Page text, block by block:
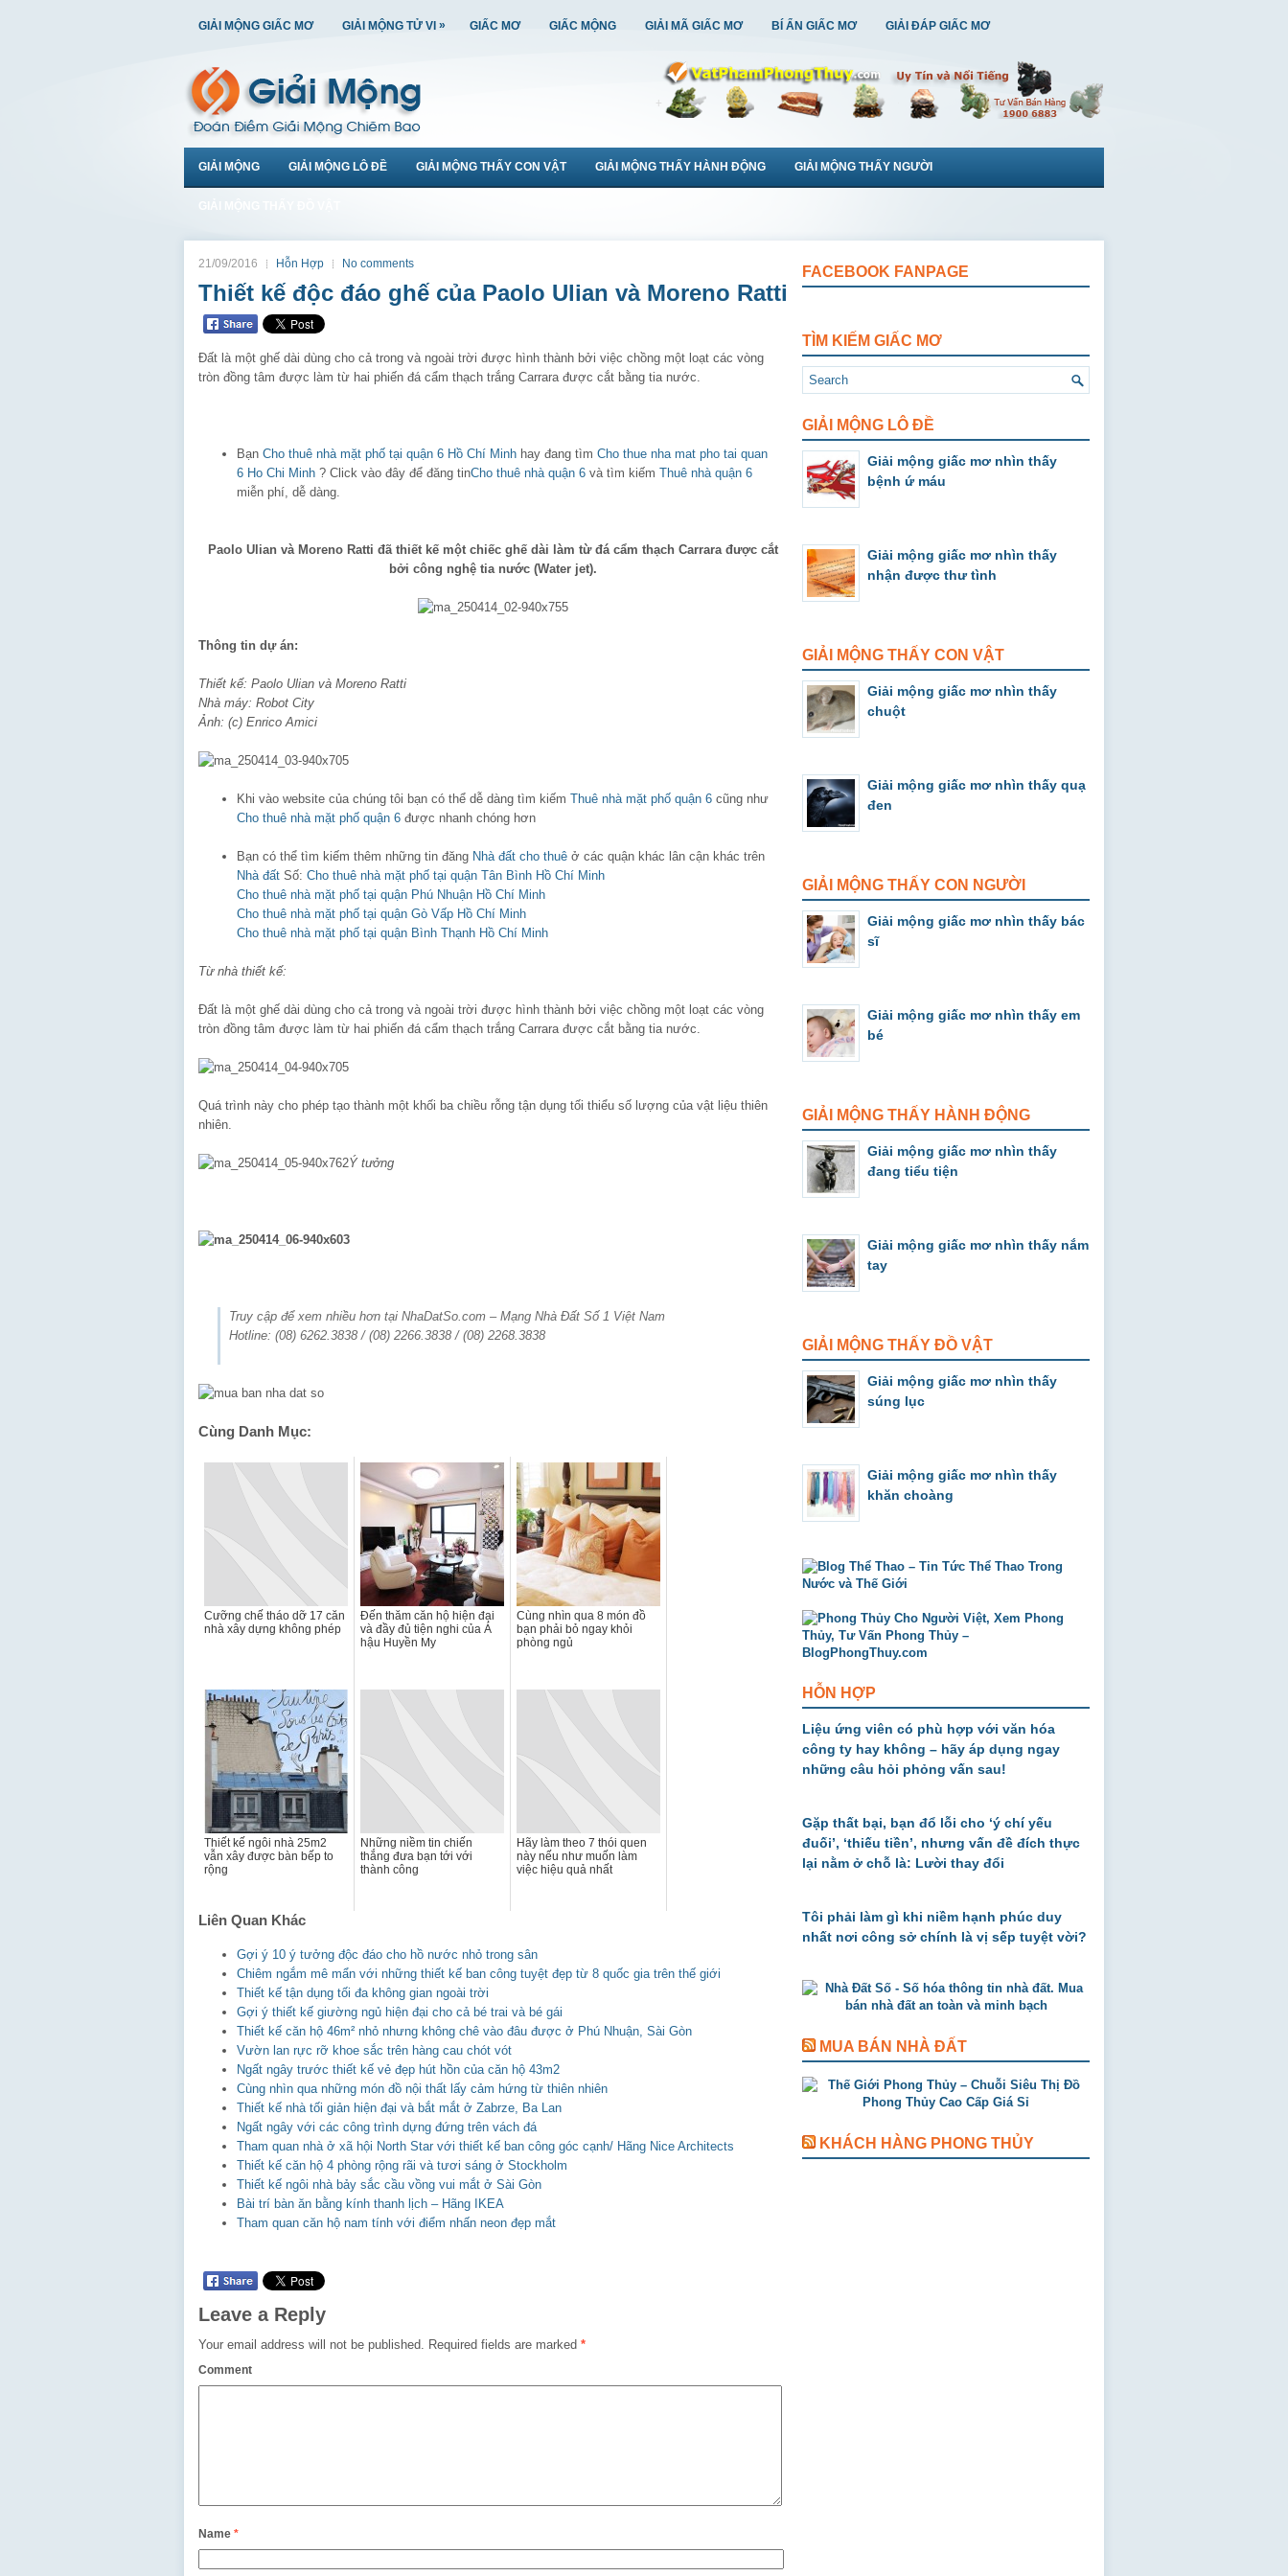
GIẢI MỘNG GIẤC MƠ GIẢI MỘNG TỬ VI » GIẤC MƠ GIẤC MỘNG GIẢI MÃ GIẤC MƠ BÍ ẨN GIẤC MƠ GIẢI ĐÁP GIẤC MƠ
GIẢI MỘNG GIẢI MỘNG LÔ ĐỀ GIẢI MỘNG THẤY CON VẬT GIẢI MỘNG THẤY HÀNH ĐỘNG GIẢI MỘNG THẤY NGƯỜI
21/09/2016 Hỗn Hợp No comments
Thiết kế độc đáo ghế của Paolo Ulian và Moreno Ratti
Đất là một ghế dài dùng cho cả trong và ngoài trời được hình thành bởi việc chồng một loạt các vòng
tròn đồng tâm được làm từ hai phiến đá cẩm thạch trắng Carrara được cắt bằng tia nước.
Bạn Cho thuê nhà mặt phố tại quận 6 Hồ Chí Minh hay đang tìm Cho thue nha mat pho tai quan
6 Ho Chi Minh ? Click vào đây để đăng tinCho thuê nhà quận 6 và tìm kiếm Thuê nhà quận 6
miễn phí, dễ dàng.
Paolo Ulian và Moreno Ratti đã thiết kế một chiếc ghế dài làm từ đá cẩm thạch Carrara được cắt
bởi công nghệ tia nước (Water jet).
Thông tin dự án:
Thiết kế: Paolo Ulian và Moreno Ratti
Nhà máy: Robot City
Ảnh: (c) Enrico Amici
Khi vào website của chúng tôi bạn có thể dễ dàng tìm kiếm Thuê nhà mặt phố quận 6 cũng như
Cho thuê nhà mặt phố quận 6 được nhanh chóng hơn
Bạn có thể tìm kiếm thêm những tin đăng Nhà đất cho thuê ở các quận khác lân cận khác trên
Nhà đất Số: Cho thuê nhà mặt phố tại quận Tân Bình Hồ Chí Minh
Cho thuê nhà mặt phố tại quận Phú Nhuận Hồ Chí Minh
Cho thuê nhà mặt phố tại quận Gò Vấp Hồ Chí Minh
Cho thuê nhà mặt phố tại quận Bình Thạnh Hồ Chí Minh
Từ nhà thiết kế:
Đất là một ghế dài dùng cho cả trong và ngoài trời được hình thành bởi việc chồng một loạt các vòng
tròn đồng tâm được làm từ hai phiến đá cẩm thạch trắng Carrara được cắt bằng tia nước.
Quá trình này cho phép tạo thành một khối ba chiều rỗng tận dụng tối thiểu số lượng của vật liệu thiên
nhiên.
Ý tưởng
Truy cập để xem nhiều hơn tại NhaDatSo.com – Mạng Nhà Đất Số 1 Việt Nam
Hotline: (08) 6262.3838 / (08) 2266.3838 / (08) 2268.3838
Cùng Danh Mục:
Cưỡng chế tháo dỡ 17 căn
nhà xây dựng không phép
Đến thăm căn hộ hiện đại
và đầy đủ tiện nghi của Á
hậu Huyền My
Cùng nhìn qua 8 món đồ
bạn phải bỏ ngay khỏi
phòng ngủ
Thiết kế ngôi nhà 25m2
vẫn xây được bàn bếp to
rộng
Những niềm tin chiến
thắng đưa bạn tới với
thành công
Hãy làm theo 7 thói quen
này nếu như muốn làm
việc hiệu quả nhất
Liên Quan Khác
Gợi ý 10 ý tưởng độc đáo cho hồ nước nhỏ trong sân
Chiêm ngắm mê mẩn với những thiết kế ban công tuyệt đẹp từ 8 quốc gia trên thế giới
Thiết kế tận dụng tối đa không gian ngoài trời
Gợi ý thiết kế giường ngủ hiện đại cho cả bé trai và bé gái
Thiết kế căn hộ 46m² nhỏ nhưng không chê vào đâu được ở Phú Nhuận, Sài Gòn
Vườn lan rực rỡ khoe sắc trên hàng cau chót vót
Ngất ngây trước thiết kế vẻ đẹp hút hồn của căn hộ 43m2
Cùng nhìn qua những món đồ nội thất lấy cảm hứng từ thiên nhiên
Thiết kế nhà tối giản hiện đại và bắt mắt ở Zabrze, Ba Lan
Ngất ngây với các công trình dựng đứng trên vách đá
Tham quan nhà ở xã hội North Star với thiết kế ban công góc cạnh/ Hãng Nice Architects
Thiết kế căn hộ 4 phòng rộng rãi và tươi sáng ở Stockholm
Thiết kế ngôi nhà bảy sắc cầu vồng vui mắt ở Sài Gòn
Bài trí bàn ăn bằng kính thanh lịch – Hãng IKEA
Tham quan căn hộ nam tính với điểm nhấn neon đẹp mắt
Leave a Reply
Your email address will not be published. Required fields are marked *
Comment
Name *
FACEBOOK FANPAGE
TÌM KIẾM GIẤC MƠ
GIẢI MỘNG LÔ ĐỀ
Giải mộng giấc mơ nhìn thấy
bệnh ứ máu
Giải mộng giấc mơ nhìn thấy
nhận được thư tình
GIẢI MỘNG THẤY CON VẬT
Giải mộng giấc mơ nhìn thấy
chuột
Giải mộng giấc mơ nhìn thấy quạ
đen
GIẢI MỘNG THẤY CON NGƯỜI
Giải mộng giấc mơ nhìn thấy bác
sĩ
Giải mộng giấc mơ nhìn thấy em
bé
GIẢI MỘNG THẤY HÀNH ĐỘNG
Giải mộng giấc mơ nhìn thấy
đang tiểu tiện
Giải mộng giấc mơ nhìn thấy nắm
tay
GIẢI MỘNG THẤY ĐỒ VẬT
Giải mộng giấc mơ nhìn thấy
súng lục
Giải mộng giấc mơ nhìn thấy
khăn choàng
HỖN HỢP
Liệu ứng viên có phù hợp với văn hóa
công ty hay không – hãy áp dụng ngay
những câu hỏi phỏng vấn sau!
Gặp thất bại, bạn đổ lỗi cho ‘ý chí yếu
đuối’, ‘thiếu tiền’, nhưng vấn đề đích thực
lại nằm ở chỗ là: Lười thay đổi
Tôi phải làm gì khi niềm hạnh phúc duy
nhất nơi công sở chính là vị sếp tuyệt vời?
MUA BÁN NHÀ ĐẤT
KHÁCH HÀNG PHONG THỦY